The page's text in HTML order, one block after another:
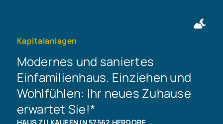
Kapitalanlagen
Modernes und saniertes
Einfamilienhaus. Einziehen und
Wohlfühlen: Ihr neues Zuhause
erwartet Sie!*